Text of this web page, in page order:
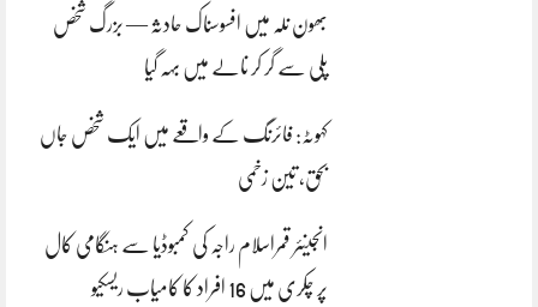
بھون نلہ میں افسوسناک حادثہ — بزرگ شخص
پلی سے گر کر نالے میں بہہ گیا
کہوٹہ: فائرنگ کے واقعے میں ایک شخص جاں
بحق، تین زخمی
انجینئر قمراسلام راجہ کی کمبوڈیا سے ہنگامی کال
پر چکری میں 16 افراد کا کامیاب ریسکیو